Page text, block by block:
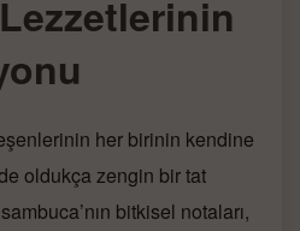
her birinin kendine
oldukça zengin bir tat
bitkisel notaları,